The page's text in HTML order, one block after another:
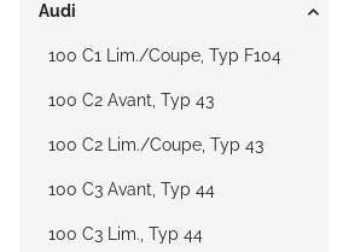
Audi
100 C1 Lim./Coupe, Typ F104
100 C2 Avant, Typ 43
100 C2 Lim./Coupe, Typ 43
100 C3 Avant, Typ 44
100 C3 Lim., Typ 44